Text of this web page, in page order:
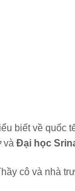
biết về quốc
và Đại học
cô và nhà